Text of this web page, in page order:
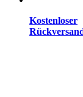
Kostenloser